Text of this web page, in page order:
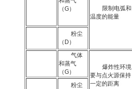
（G）
限制电弧和
温度的能量
粉尘
（D）
气体
和蒸气
（G）
爆炸性环境
要与点火源保持
一定的距离
粉尘